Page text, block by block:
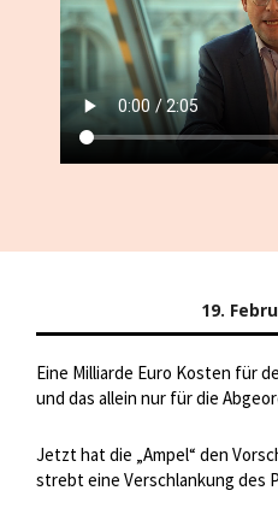
19.
Eine Milliarde Euro Kosten für
und das allein nur für die
Jetzt hat die „Ampel“ den
strebt eine Verschlankung des